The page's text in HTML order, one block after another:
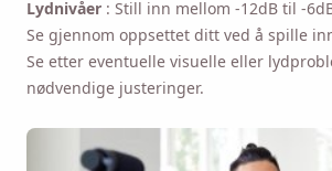
Lydnivåer : Still inn mellom -12dB til -
Se gjennom oppsettet ditt ved å spille
Se etter eventuelle visuelle eller
nødvendige justeringer.